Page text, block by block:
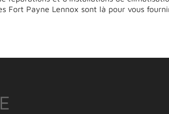
Fort Payne Lennox sont là pour vous